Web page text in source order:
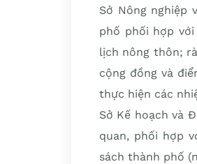
Sở Nông nghiệp
phố phối hợp
lịch nông thôn;
cộng đồng và
thực hiện các
Sở Kế hoạch và
quan, phối hợp
sách thành phố